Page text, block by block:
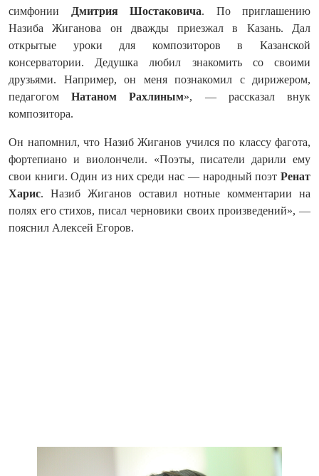
симфонии Дмитрия Шостаковича. По приглашению
Назиба Жиганова он дважды приезжал в Казань. Дал
открытые уроки для композиторов в Казанской
консерватории. Дедушка любил знакомить со своими
друзьями. Например, он меня познакомил с дирижером,
педагогомНатаном Рахлиным», — рассказал внук
композитора.
Он напомнил, что Назиб Жиганов учился по классу фагота,
фортепиано и виолончели. «Поэты, писатели дарили ему
свои книги. Один из них среди нас — народный поэт Ренат
Харис. Назиб Жиганов оставил нотные комментарии на
полях его стихов, писал черновики своих произведений», —
пояснил Алексей Егоров.